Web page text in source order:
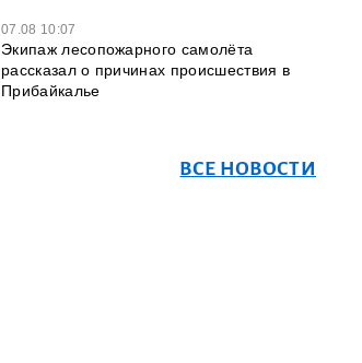
07.08 10:07
Экипаж лесопожарного самолёта
рассказал о причинах происшествия в
Прибайкалье
ВСЕ НОВОСТИ